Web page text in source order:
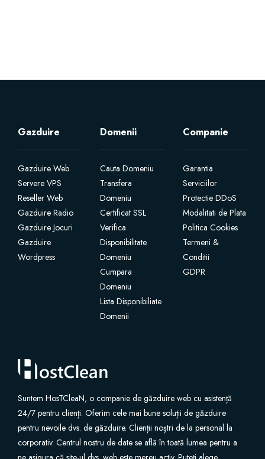
Gazduire
Gazduire Web
Servere VPS
Reseller Web
Gazduire Radio
Gazduire Jocuri
Gazduire
Wordpress
Domenii
Cauta Domeniu
Transfera
Domeniu
Certificat SSL
Verifica
Disponibilitate
Domeniu
Cumpara
Domeniu
Lista Disponibiliate
Domenii
Companie
Garantia
Serviciilor
Protectie DDoS
Modalitati de Plata
Politica Cookies
Termeni &
Conditii
GDPR
Suntem HosTCleaN, o companie de găzduire web cu asistență
24/7 pentru clienți. Oferim cele mai bune soluții de găzduire
pentru nevoile dvs. de găzduire. Clienții noștri de la personal la
corporativ. Centrul nostru de date se află în toată lumea pentru a